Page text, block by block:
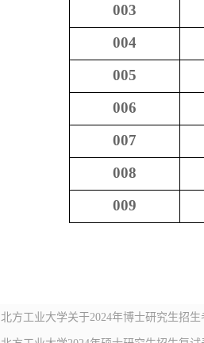
003
004
005
006
007
008
009
北方工业大学关于2024年博士研究生招